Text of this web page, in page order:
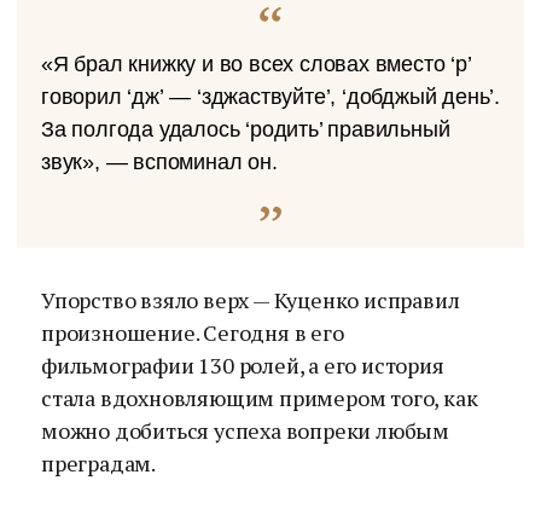
«Я брал книжку и во всех словах вместо ‘р’
говорил ‘дж’ — ‘зджаствуйте’, ‘добджый день’.
За полгода удалось ‘родить’ правильный
звук», — вспоминал он.
Упорство взяло верх — Куценко исправил
произношение. Сегодня в его
фильмографии 130 ролей, а его история
стала вдохновляющим примером того, как
можно добиться успеха вопреки любым
преградам.